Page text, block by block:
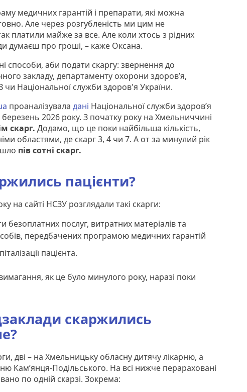
медичних гарантій і препарати, які можна
Але через розгубленість ми цим не
платили майже за все. Але коли хтось з рідних
думаєш про гроші, – каже Оксана.
способи, аби подати скаргу: звернення до
закладу, департаменту охорони здоров’я,
чи Національної служби здоров'я України.
проаналізувала дані Національної служби здоров’я
2026 року. З початку року на Хмельниччині
скарг. Додамо, що це поки найбільша кількість,
областями, де скарг 3, 4 чи 7. А от за минулий рік
пів сотні скарг.
пацієнти?
на сайті НСЗУ розглядали такі скарги:
безоплатних послуг, витратних матеріалів та
передбачених програмою медичних гарантій
пацієнта.
як це було минулого року, наразі поки
скаржились
дві – на Хмельницьку обласну дитячу лікарню, а
Кам’янця-Подільського. На всі нижче перараховані
по одній скарзі. Зокрема: